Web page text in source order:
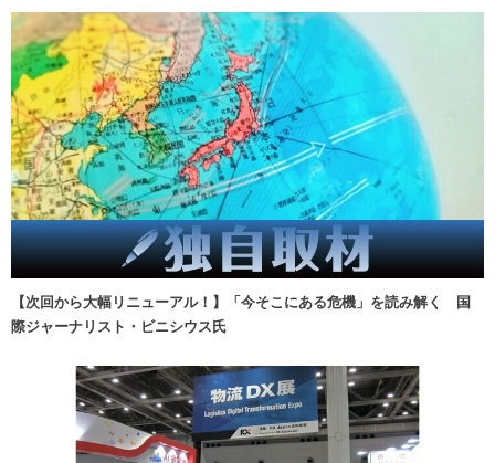
【次回から大幅リニューアル！】「今そこにある危機」を読み解く 国
際ジャーナリスト・ビニシウス氏